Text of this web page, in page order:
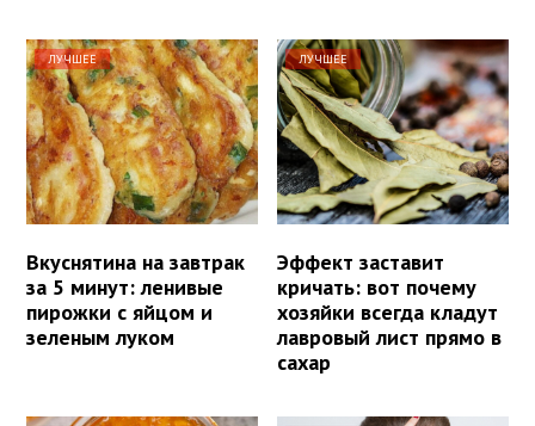
ЛУЧШЕЕ
Вкуснятина на завтрак
за 5 минут: ленивые
пирожки с яйцом и
зеленым луком
ЛУЧШЕЕ
Эффект заставит
кричать: вот почему
хозяйки всегда кладут
лавровый лист прямо в
сахар